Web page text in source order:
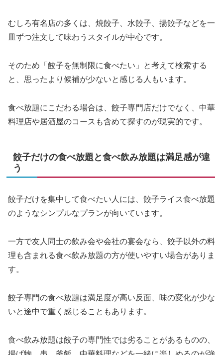
むしろ有名店の多くは、焼餃子、水餃子、揚餃子などを一
皿ずつ注文して味わうスタイルが中心です。
そのため「餃子を無制限に食べたい」と考えて検索する
と、思ったより候補が少ないと感じる人もいます。
食べ放題にこだわる場合は、餃子専門店だけでなく、中華
料理店や居酒屋のコースも含めて探すのが現実的です。
餃子だけの食べ放題と食べ飲み放題は満足感が違
う
餃子だけを集中して食べたい人には、餃子ライス食べ放題
のようなシンプルなプランが向いています。
一方で友人同士の飲み会や会社の宴会なら、餃子以外の料
理も含まれる食べ飲み放題の方が使いやすい場合がありま
す。
餃子専門の食べ放題は満足度が高い反面、味の変化が少な
いと途中で重く感じることもあります。
食べ飲み放題は餃子の専門性では劣ることがあるものの、